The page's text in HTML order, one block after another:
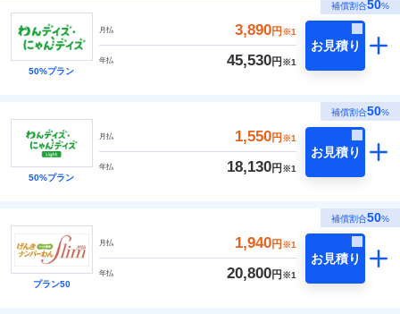
補償割合50%
50%プラン
月払 3,890円 ※1
年払 45,530円 ※1
お見積り
補償割合50%
50%プラン
月払 1,550円 ※1
年払 18,130円 ※1
お見積り
補償割合50%
プラン50
月払 1,940円 ※1
年払 20,800円 ※1
お見積り